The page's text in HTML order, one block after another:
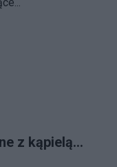
z kąpielą...